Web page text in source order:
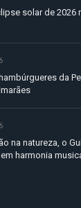
solar de 2026
da
na natureza, o
harmonia